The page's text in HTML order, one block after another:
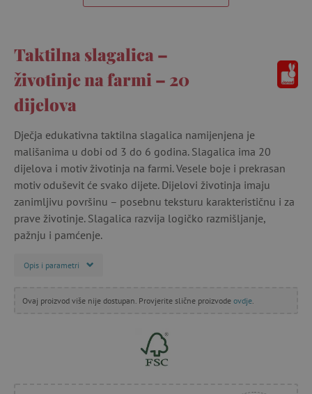
Taktilna slagalica –
životinje na farmi – 20
dijelova
Dječja edukativna taktilna slagalica namijenjena je
mališanima u dobi od 3 do 6 godina. Slagalica ima 20
dijelova i motiv životinja na farmi. Vesele boje i prekrasan
motiv oduševit će svako dijete. Dijelovi životinja imaju
zanimljivu površinu – posebnu teksturu karakterističnu i za
prave životinje. Slagalica razvija logičko razmišljanje,
pažnju i pamćenje.
Opis i parametri
Ovaj proizvod više nije dostupan. Provjerite slične proizvode ovdje